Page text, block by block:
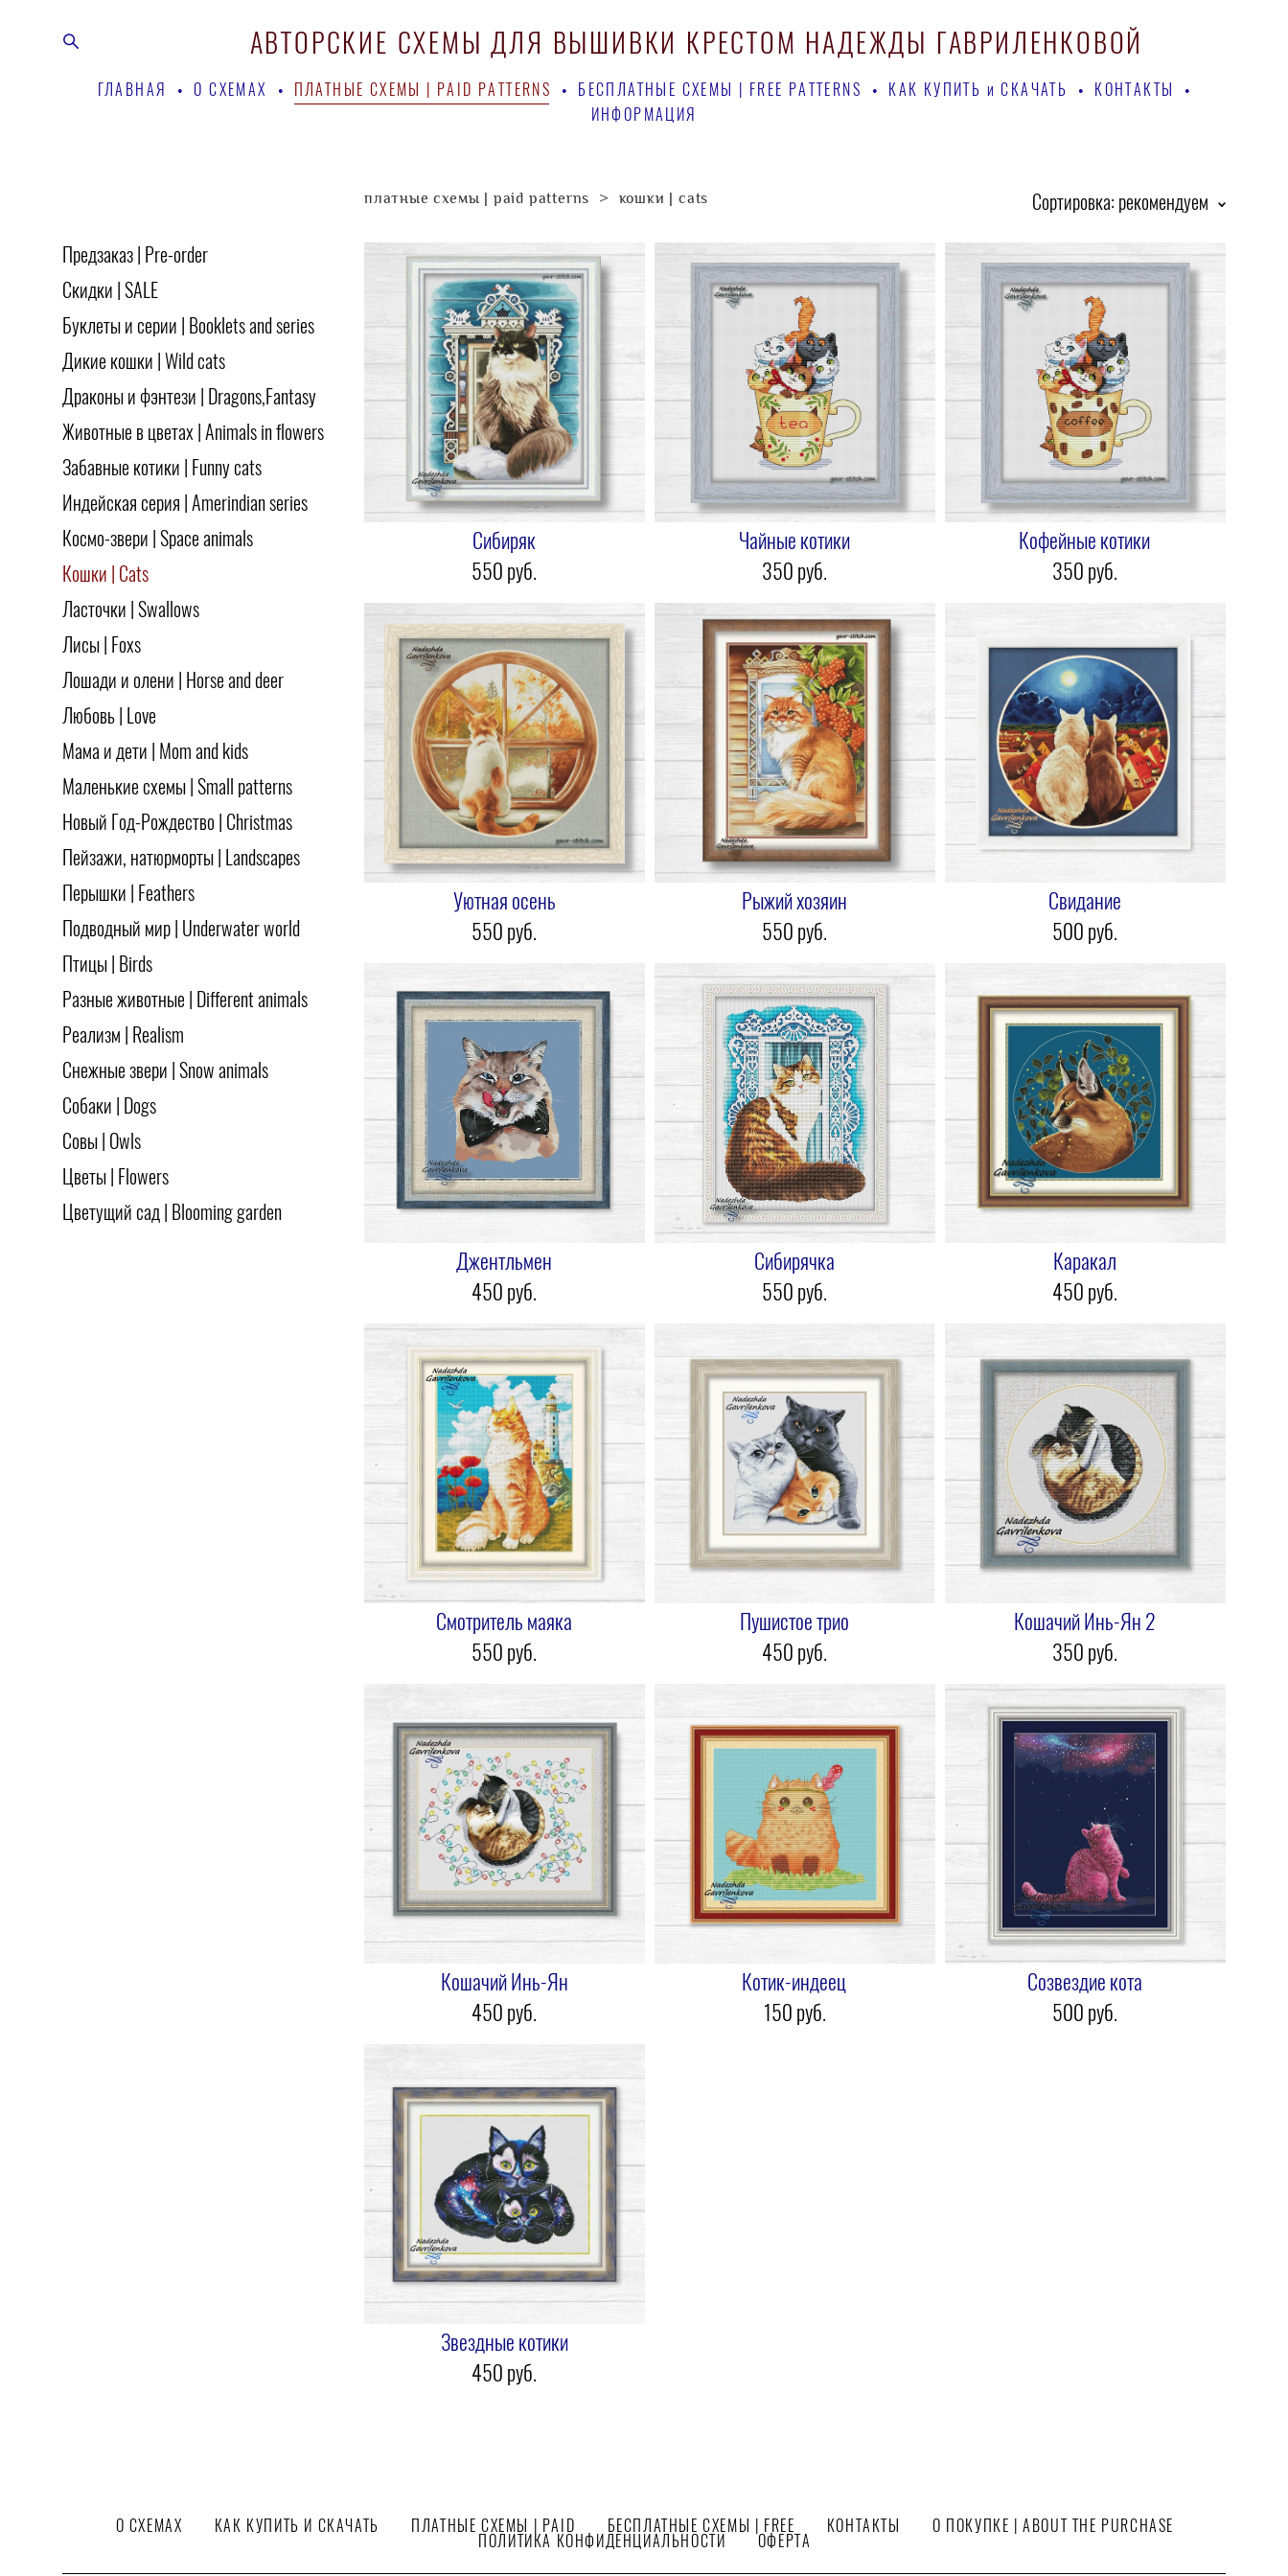
АВТОРСКИЕ СХЕМЫ ДЛЯ ВЫШИВКИ КРЕСТОМ НАДЕЖДЫ ГАВРИЛЕНКОВОЙ
ГЛАВНАЯ • О СХЕМАХ • ПЛАТНЫЕ СХЕМЫ | PAID PATTERNS • БЕСПЛАТНЫЕ СХЕМЫ | FREE PATTERNS • КАК КУПИТЬ и СКАЧАТЬ • КОНТАКТЫ
•
ИНФОРМАЦИЯ
АВТОРСКИЕ СХЕМЫ ДЛЯ ВЫШИВКИ КРЕСТОМ НАДЕЖДЫ ГАВРИЛЕНКОВОЙ
ГЛАВНАЯ • О СХЕМАХ • ПЛАТНЫЕ СХЕМЫ | PAID PATTERNS • БЕСПЛАТНЫЕ СХЕМЫ | FREE PATTERNS • КАК КУПИТЬ и СКАЧАТЬ • КОНТАКТЫ
•
ИНФОРМАЦИЯ
Предзаказ | Pre-order
Скидки | SALE
Буклеты и серии | Booklets and series
Дикие кошки | Wild cats
Драконы и фэнтези | Dragons,Fantasy
Животные в цветах | Animals in flowers
Забавные котики | Funny cats
Индейская серия | Amerindian series
Космо-звери | Space animals
Кошки | Cats
Ласточки | Swallows
Лисы | Foxs
Лошади и олени | Horse and deer
Любовь | Love
Мама и дети | Mom and kids
Маленькие схемы | Small patterns
Новый Год-Рождество | Christmas
Пейзажи, натюрморты | Landscapes
Перышки | Feathers
Подводный мир | Underwater world
Птицы | Birds
Разные животные | Different animals
Реализм | Realism
Снежные звери | Snow animals
Собаки | Dogs
Совы | Owls
Цветы | Flowers
Цветущий сад | Blooming garden
платные схемы | paid patterns > кошки | cats Сортировка: рекомендуем
Сибиряк
550 pуб.
Чайные котики
350 pуб.
Кофейные котики
350 pуб.
Уютная осень
550 pуб.
Рыжий хозяин
550 pуб.
Свидание
500 pуб.
Джентльмен
450 pуб.
Сибирячка
550 pуб.
Каракал
450 pуб.
Смотритель маяка
550 pуб.
Пушистое трио
450 pуб.
Кошачий Инь-Ян 2
350 pуб.
Кошачий Инь-Ян
450 pуб.
Котик-индеец
150 pуб.
Созвездие кота
500 pуб.
Звездные котики
450 pуб.
О СХЕМАХ КАК КУПИТЬ И СКАЧАТЬ ПЛАТНЫЕ СХЕМЫ | PAID БЕСПЛАТНЫЕ СХЕМЫ | FREE КОНТАКТЫ
О ПОКУПКЕ | ABOUT THE PURCHASE
ПОЛИТИКА КОНФИДЕНЦИАЛЬНОСТИ
ОФЕРТА